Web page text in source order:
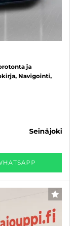
ja
Navigointi,
seinäjoki